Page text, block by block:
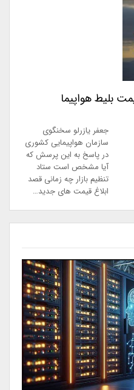
بلیط هواپیما
جعفر یازرلو سخنگوی
سازمان هواپیمایی کشوری
در پاسخ به این پرسش که
آیا مشخص است ستاد
تنظیم بازار چه زمانی قصد
ابلاغ قیمت های جدید…